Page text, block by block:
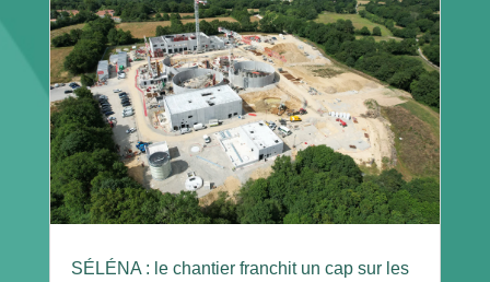
SÉLÉNA : le chantier franchit un cap sur les